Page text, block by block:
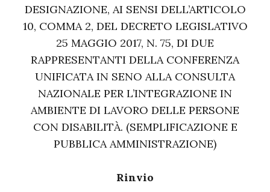
DESIGNAZIONE, AI SENSI DELL’ARTICOLO
10, COMMA 2, DEL DECRETO LEGISLATIVO
25 MAGGIO 2017, N. 75, DI DUE
RAPPRESENTANTI DELLA CONFERENZA
UNIFICATA IN SENO ALLA CONSULTA
NAZIONALE PER L’INTEGRAZIONE IN
AMBIENTE DI LAVORO DELLE PERSONE
CON DISABILITÀ. (SEMPLIFICAZIONE E
PUBBLICA AMMINISTRAZIONE)
Rinvio